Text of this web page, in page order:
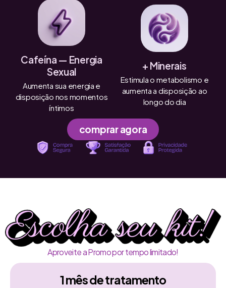
Cafeína — Energia
Sexual
Aumenta sua energia e
disposição nos momentos
íntimos
+ Minerais
Estimula o metabolismo e
aumenta a disposição ao
longo do dia
comprar agora
Aproveite a Promo por tempo limitado!
1 mês de tratamento